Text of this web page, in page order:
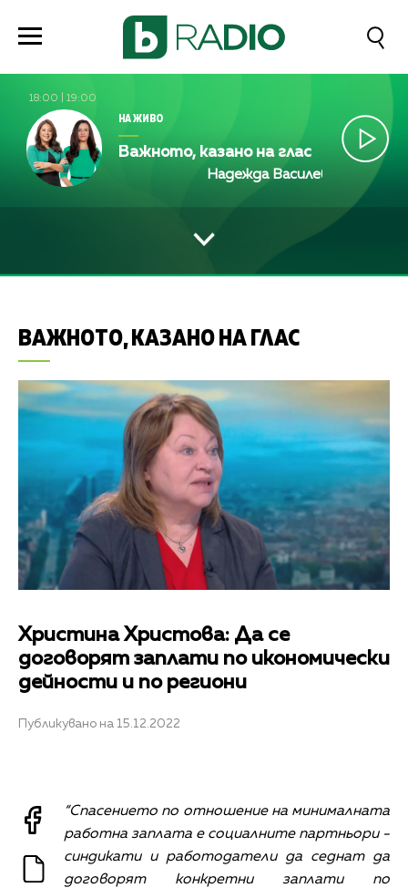
18:00 19:00
НА ЖИВО
Важното, казано на глас
Надежда Василева и Лили
ВАЖНОТО, КАЗАНО НА ГЛАС
Христина Христова: Да се
договорят заплати по икономически
дейности и по региони
Публикувано на 15.12.2022
“Спасението по отношение на минималната
работна заплата е социалните партньори -
синдикати и работодатели да седнат да
договорят конкретни заплати по